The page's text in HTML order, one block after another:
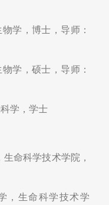
学，博士，导师：
学，硕士，导师：
学，学士
命科学技术学院，
，生命科学技术学